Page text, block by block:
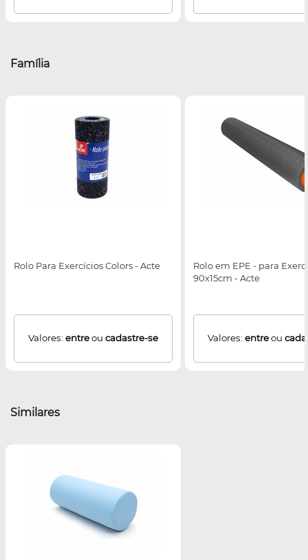
Família
Rolo Para Exercícios Colors - Acte
Valores: entreou cadastre-se
Rolo em EPE - para
90x15cm - Acte
Valores: entreou
Similares